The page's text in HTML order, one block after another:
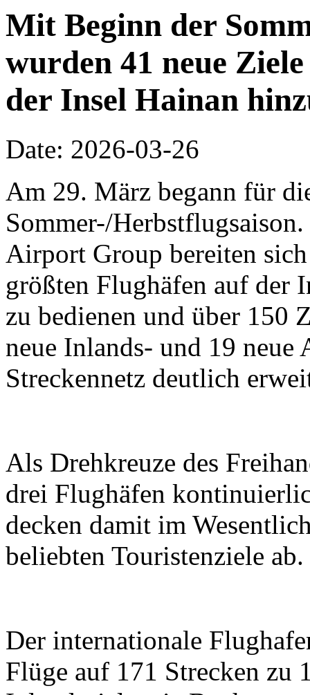
Mit Beginn der
wurden 41 neue
der Insel Hainan
Date: 2026-03-26
Am 29. März begann für
Sommer-/
Airport Group bereiten
größten Flughäfen auf der
zu bedienen und über 150
neue Inlands- und 19 neue
Streckennetz deutlich
Als Drehkreuze des
drei Flughäfen
decken damit im
beliebten Touristenziele ab.
Der internationale
Flüge auf 171 Strecken zu